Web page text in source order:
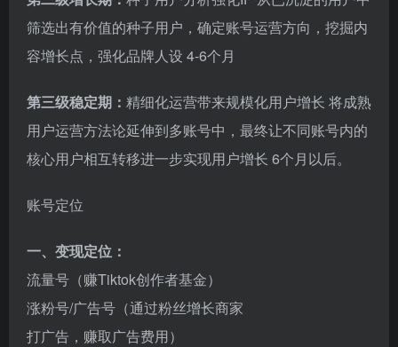
筛选出有价值的种子用户，确定账号运营方向，挖掘内
容增长点，强化品牌人设 4-6个月
第三级稳定期： 精细化运营带来规模化用户增长 将成熟
用户运营方法论延伸到多账号中，最终让不同账号内的
核心用户相互转移进一步实现用户增长 6个月以后。
账号定位
一、变现定位：
流量号（赚Tiktok创作者基金）
涨粉号/广告号（通过粉丝增长商家
打广告，赚取广告费用）